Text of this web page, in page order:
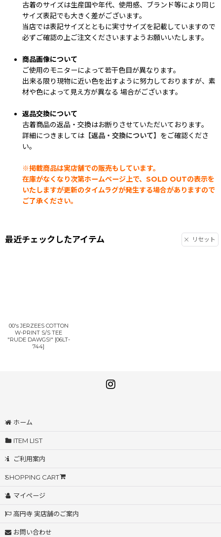
古着のサイズは生産国や年代、使用感、ブランド等により同じ
サイズ表記でも大きく差がございます。
当店では表記サイズとともに実寸サイズを記載していますので
必ずご確認の上ご注文くださいますようお願いいたします。
商品画像について
ご使用のモニターによって若干色目が異なります。
出来る限り現物に近い色を出すように努力しておりますが、素
材や色によって見え方が異なる 場合がございます。
返品交換について
古着商品の返品・交換はお断りさせていただいております。
詳細につきましては 【返品・交換について】 をご確認くださ
い。
※掲載商品は実店舗での販売もしています。
在庫がなくなり次第ホームページ上で、SOLD OUTの表示を
いたしますが更新のタイムラグが発生する場合がありますので
ご了承ください。
最近チェックしたアイテム リセット
00's JERZEES COTTON
W-PRINT S/S TEE
"RUDE DAWGS!" [06LT-
744]
ホーム
ITEM LIST
ご利用案内
SHOPPING CART
マイページ
高円寺 実店舗のご案内
お問い合わせ